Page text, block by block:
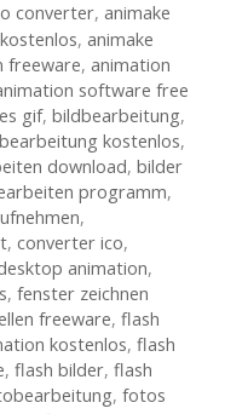
converter, animake
, animake
freeware, animation
software free
gif, bildbearbeitung,
kostenlos,
download, bilder
programm,
,
, converter ico,
animation,
, fenster zeichnen
freeware, flash
kostenlos, flash
, flash bilder, flash
, fotos